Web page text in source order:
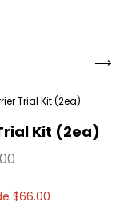
Trial Kit (2ea)
Kit (2ea)
$66.00